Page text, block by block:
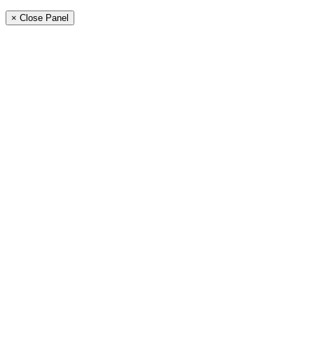
× Close Panel